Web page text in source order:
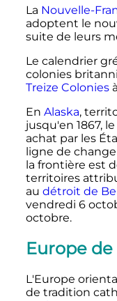
La Nouvelle-
adoptent le
suite de leurs
Le calendrier
colonies
Treize Colonies
En Alaska,
jusqu'en 1867,
achat par les
ligne de
la frontière est
territoires
au détroit de
vendredi 6
octobre.
Europe
L'Europe
de tradition